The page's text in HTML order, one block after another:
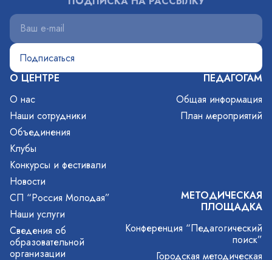
О ЦЕНТРЕ
О нас
Наши сотрудники
Объединения
Клубы
Конкурсы и фестивали
Новости
СП “Россия Молодая”
Наши услуги
Сведения об
образовательной
организации
ПЕДАГОГАМ
Общая информация
План мероприятий
МЕТОДИЧЕСКАЯ
ПЛОЩАДКА
Конференция “Педагогический
поиск”
Городская методическая